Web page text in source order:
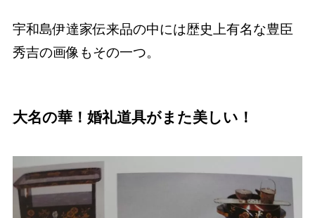
宇和島伊達家伝来品の中には歴史上有名な豊臣
秀吉の画像もその一つ。
大名の華！婚礼道具がまた美しい！